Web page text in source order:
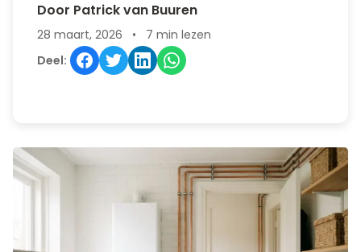
Door Patrick van Buuren
28 maart, 2026 •
7 min lezen
Deel: